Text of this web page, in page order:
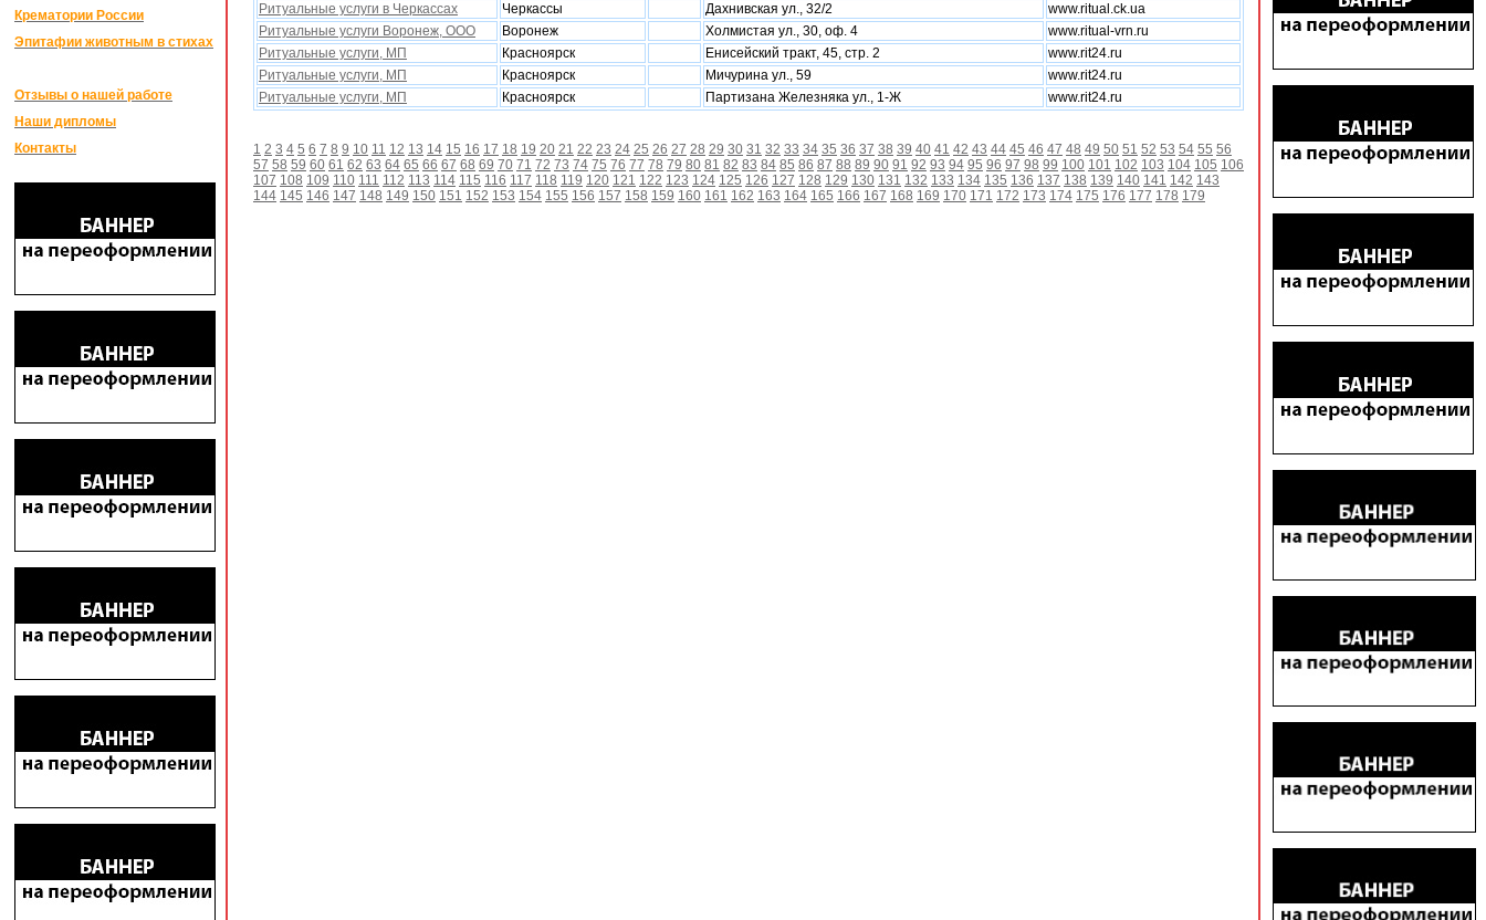
Крематории России
Эпитафии животным в стихах
Отзывы о нашей работе
Наши дипломы
Контакты
Ритуальные услуги в Черкассаx
Черкассы Дахнивская ул., 32/2
www.ritual.ck.ua
Ритуальные услуги Воронеж, ООО
Воронеж Холмистая ул., 30, оф. 4
www.ritual-vrn.ru
Ритуальные услуги, МП
Красноярск Енисейский тракт, 45, стр. 2
www.rit24.ru
Ритуальные услуги, МП
Красноярск Мичурина ул., 59
www.rit24.ru
Ритуальные услуги, МП
Красноярск Партизана Железняка ул., 1-Ж www.rit24.ru
1 2 3 4 5 6 7 8 9 10 11 12 13 14 15 16 17 18 19 20 21 22 23 24 25 26 27 28 29 30 31 32 33 34 35 36 37 38 39 40 41 42 43 44 45 46 47 48 49 50 51 52 53 54 55 56
57 58 59 60 61 62 63 64 65 66 67 68 69 70 71 72 73 74 75 76 77 78 79 80 81 82 83 84 85 86 87 88 89 90 91 92 93 94 95 96 97 98 99 100 101 102 103 104 105 106
107 108 109 110 111 112 113 114 115 116 117 118 119 120 121 122 123 124 125 126 127 128 129 130 131 132 133 134 135 136 137 138 139 140 141 142 143
144 145 146 147 148 149 150 151 152 153 154 155 156 157 158 159 160 161 162 163 164 165 166 167 168 169 170 171 172 173 174 175 176 177 178 179